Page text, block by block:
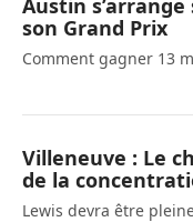
Austin
son Grand Prix
Comment gagner 13
Villeneuve : Le
de la
Lewis devra être